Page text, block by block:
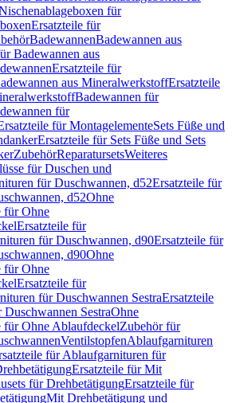
für
Ersatzteile für
BadewannenBadewannen aus
Badewannen aus
Ersatzteile für
aus MineralwerkstoffErsatzteile
Badewannen für
für
für MontagelementeSets Füße und
Ersatzteile für Sets Füße und Sets
ZubehörReparatursetsWeiteres
für Duschen und
für Duschwannen, d52Ersatzteile für
d52Ohne
für Ohne
Ersatzteile für
für Duschwannen, d90Ersatzteile für
d90Ohne
für Ohne
Ersatzteile für
für Duschwannen SestraErsatzteile
SestraOhne
für Ohne AblaufdeckelZubehör für
VentilstopfenAblaufgarnituren
für Ablaufgarnituren für
Ersatzteile für Mit
für DrehbetätigungErsatzteile für
Mit Drehbetätigung und